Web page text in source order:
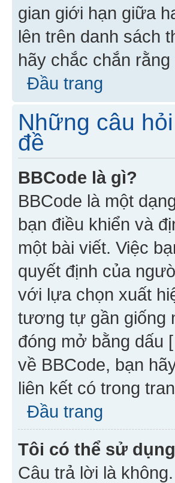
gian giới hạn giữa
lên trên danh sách
hãy chắc chắn
Đầu trang
Những câu
đề
BBCode là gì?
BBCode là một
bạn điều khiển và
một bài viết. Việc
quyết định của
với lựa chọn xuất
tương tự gần giống
đóng mở bằng dấu
về BBCode, bạn
liên kết có trong
Đầu trang
Tôi có thể sử
Câu trả lời là